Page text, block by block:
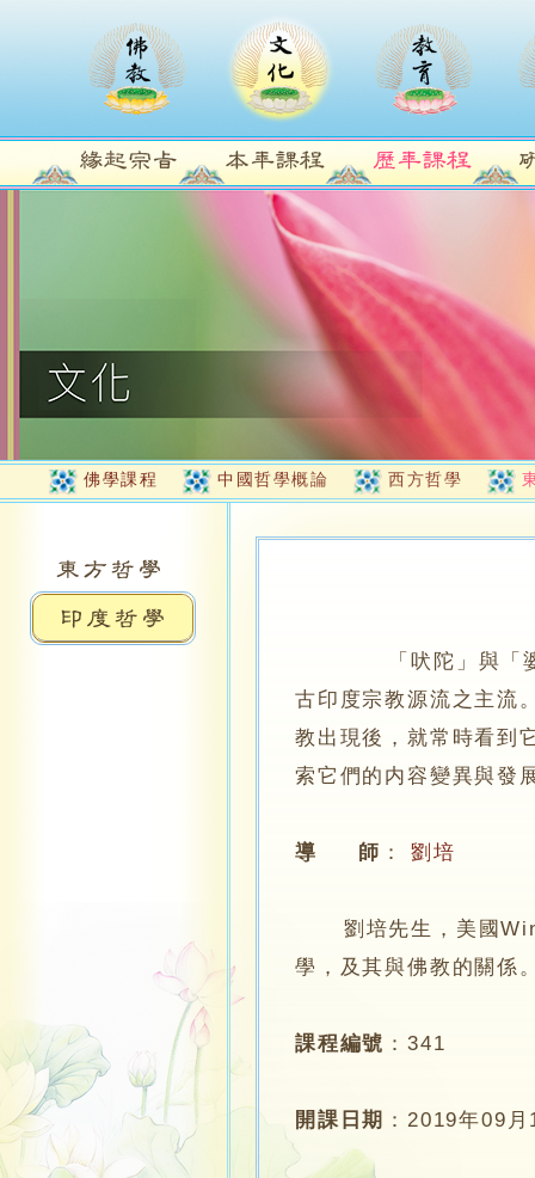
佛學課程 中國哲學概論 西方哲學
「吠陀」與「婆
古印度宗教源流之主流
教出現後，就常時看到
索它們的内容變異與發
導 師 ： 劉培
劉培先生，美國
學，及其與佛教的關係
課程編號 ：341
開課日期 ：2019年09月